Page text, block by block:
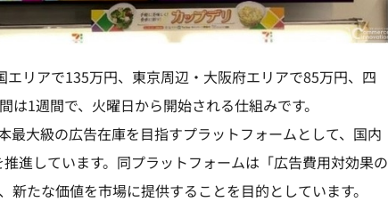
リアで135万円、東京周辺・大阪府エリアで85万円、四
1週間で、火曜日から開始される仕組みです。
最大級の広告在庫を目指すプラットフォームとして、国内
進しています。同プラットフォームは「広告費用対効果の
たな価値を市場に提供することを目的としています。